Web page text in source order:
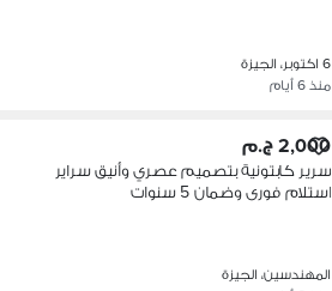
6 اكتوبر، الجيزة
منذ 6 أيام
2,000 ج.م
سرير كابتونية بتصميم عصري وأنيق سراير
استلام فورى وضمان 5 سنوات
المهندسين، الجيزة